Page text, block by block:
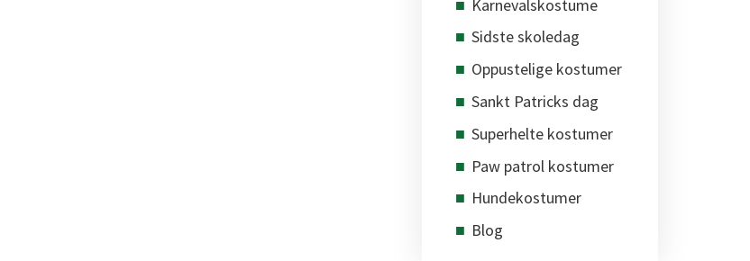
Karnevalskostume
Sidste skoledag
Oppustelige kostumer
Sankt Patricks dag
Superhelte kostumer
Paw patrol kostumer
Hundekostumer
Blog